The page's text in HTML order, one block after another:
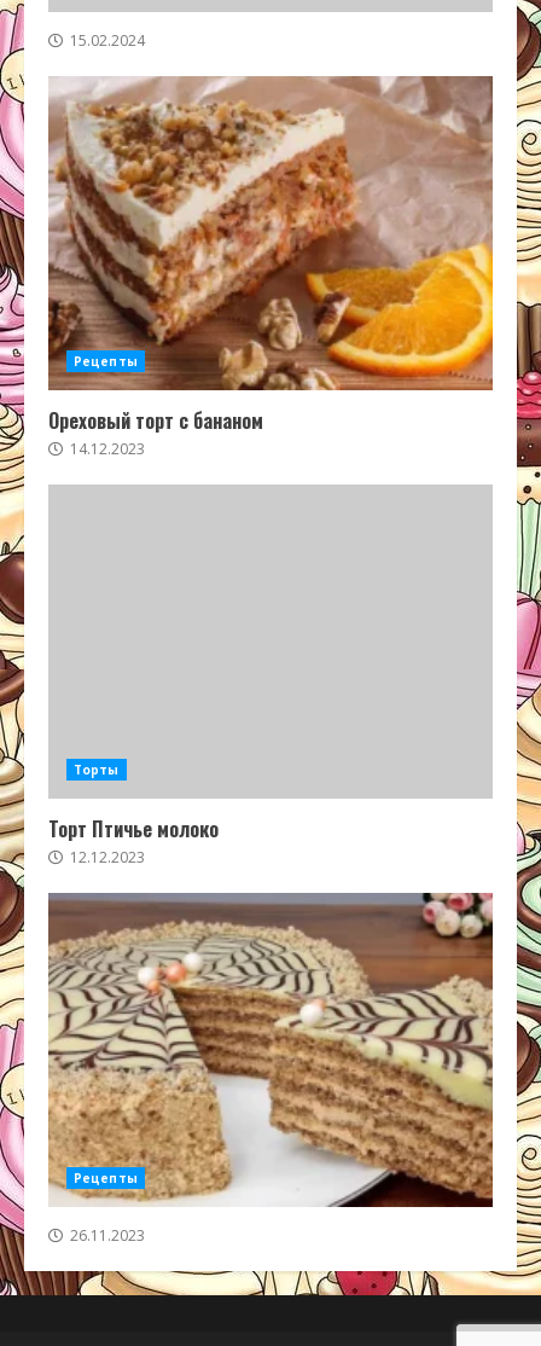
15.02.2024
Рецепты
Ореховый торт с бананом
14.12.2023
Торты
Торт Птичье молоко
12.12.2023
Рецепты
26.11.2023